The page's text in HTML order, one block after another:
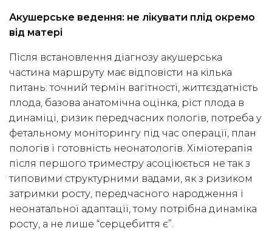
Акушерське ведення: не лікувати плід окремо
від матері
Після встановлення діагнозу акушерська
частина маршруту має відповісти на кілька
питань: точний термін вагітності, життєздатність
плода, базова анатомічна оцінка, ріст плода в
динаміці, ризик передчасних пологів, потреба у
фетальному моніторингу під час операції, план
пологів і готовність неонатологів. Хіміотерапія
після першого триместру асоціюється не так з
типовими структурними вадами, як з ризиком
затримки росту, передчасного народження і
неонатальної адаптації, тому потрібна динаміка
росту, а не лише “серцебиття є”.